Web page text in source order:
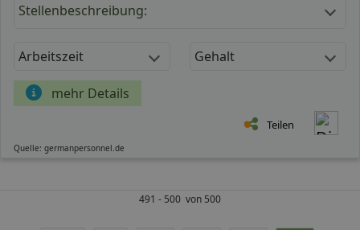
Stellenbeschreibung:
Arbeitszeit Gehalt
mehr Details
Teilen
Quelle: germanpersonnel.de
491 - 500 von 500